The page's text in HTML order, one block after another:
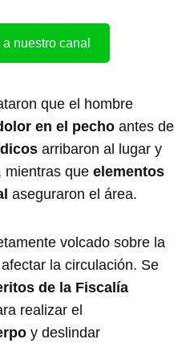
nuestro canal
que el hombre
en el pecho antes de
arribaron al lugar y
mientras queelementos
aseguraron el área.
volcado sobre la
la circulación. Se
de la Fiscalía
realizar el
y deslindar